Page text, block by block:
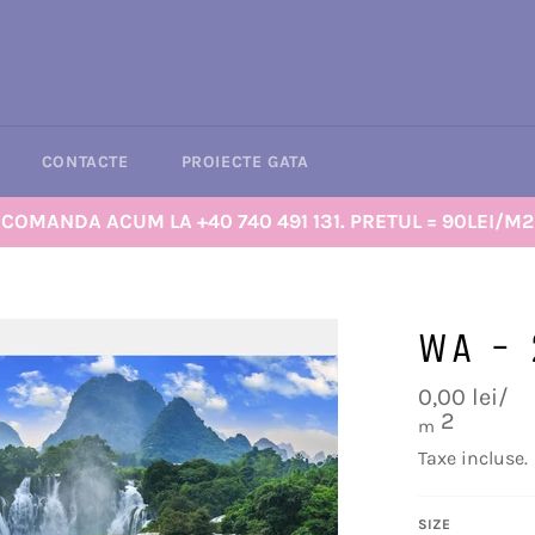
CONTACTE PROIECTE GATA
COMANDA ACUM LA +40 740 491 131. PRETUL = 90LEI/M2
WA -
Preț
obișnuit
0,00 lei/
m 2
Taxe incluse.
SIZE